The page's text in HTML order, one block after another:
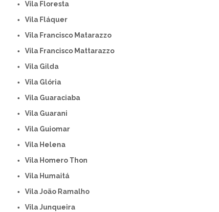
Vila Floresta
Vila Fláquer
Vila Francisco Matarazzo
Vila Francisco Mattarazzo
Vila Gilda
Vila Glória
Vila Guaraciaba
Vila Guarani
Vila Guiomar
Vila Helena
Vila Homero Thon
Vila Humaitá
Vila João Ramalho
Vila Junqueira